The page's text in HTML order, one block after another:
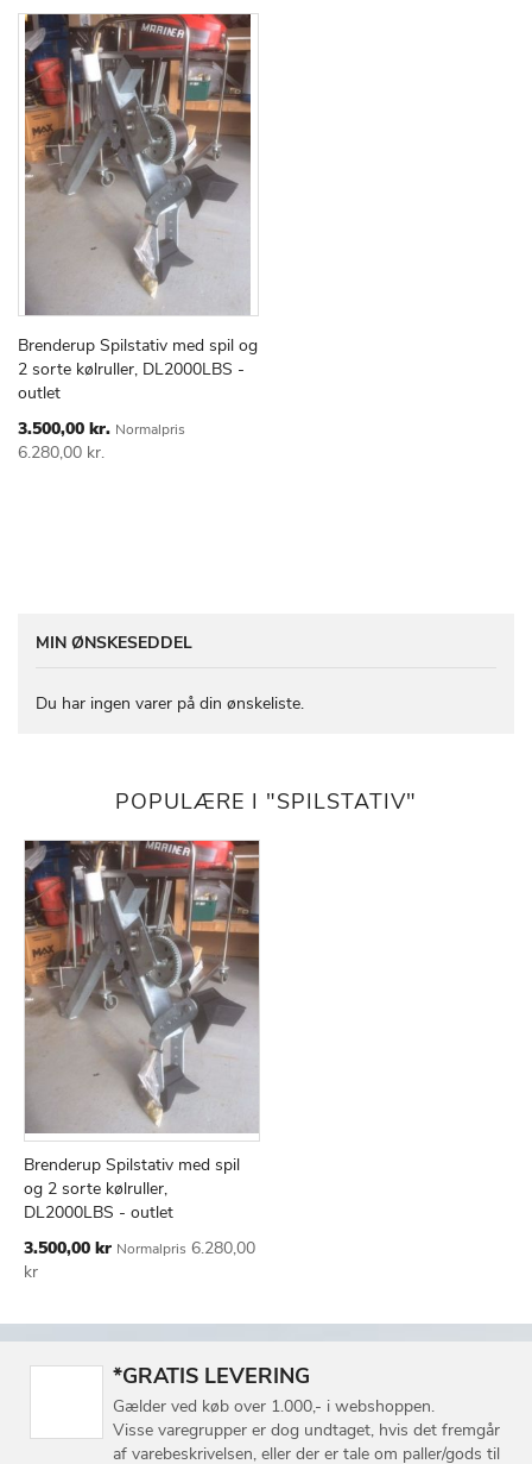
Læg i kurv
TILFØJ
TIL
LISTE
SAMMENLIGN
Brenderup Spilstativ med spil og
2 sorte kølruller, DL2000LBS -
outlet
Special
Price
3.500,00 kr. Normalpris
6.280,00 kr.
MIN ØNSKESEDDEL
Du har ingen varer på din ønskeliste.
POPULÆRE I "SPILSTATIV"
Læg i kurv
TILFØJ
LISTE
SAMMENLIGN
Brenderup Spilstativ med spil
og 2 sorte kølruller,
DL2000LBS - outlet
Tilbudspris
3.500,00 kr Normalpris 6.280,00
kr
*GRATIS LEVERING
Gælder ved køb over 1.000,- i webshoppen.
Visse varegrupper er dog undtaget, hvis det fremgår
af varebeskrivelsen, eller der er tale om paller/gods til